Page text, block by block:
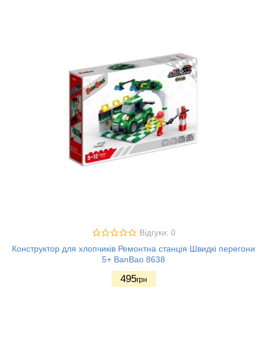
Відгуки: 0
Конструктор для хлопчиків Ремонтна станція Швидкі перегони
5+ BanBao 8638
495грн